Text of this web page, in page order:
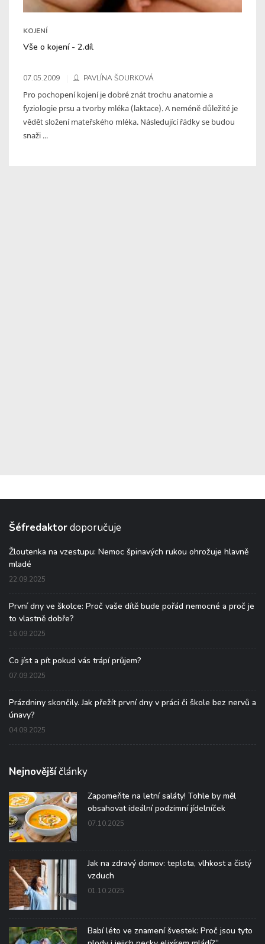
KOJENÍ
Vše o kojení - 2.díl
07.05.2009 PAVLÍNA ŠOURKOVÁ
Pro pochopení kojení je dobré znát trochu anatomie a
fyziologie prsu a tvorby mléka (laktace). A neméně důležité je
vědět složení mateřského mléka. Následující řádky se budou
snaži ...
Šéfredaktordoporučuje
Žloutenka na vzestupu: Nemoc špinavých rukou ohrožuje hlavně
mladé
22.09.2025
První dny ve školce: Proč vaše dítě bude pořád nemocné a proč je
to vlastně dobře?
16.09.2025
Co jíst a pít pokud vás trápí průjem?
07.09.2025
Prázdniny skončily. Jak přežít první dny v práci či škole bez nervů a
únavy?
04.09.2025
Nejnovějšíčlánky
Zapomeňte na letní saláty! Tohle by měl
obsahovat ideální podzimní jídelníček
07.10.2025
Jak na zdravý domov: teplota, vlhkost a čistý
vzduch
01.10.2025
Babí léto ve znamení švestek: Proč jsou tyto